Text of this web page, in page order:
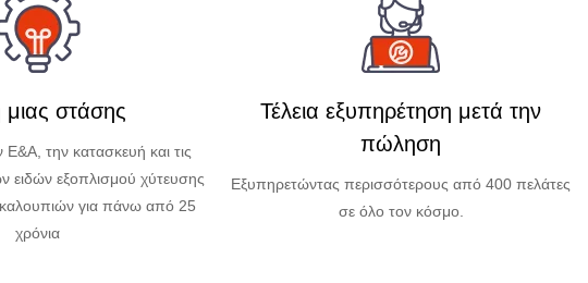
στάσης
Ε&Α, την κατασκευή και τις
ειδών εξοπλισμού χύτευσης
για πάνω από 25
χρόνια
Τέλεια εξυπηρέτηση μετά την
πώληση
Εξυπηρετώντας περισσότερους από 400 πελάτες
σε όλο τον κόσμο.